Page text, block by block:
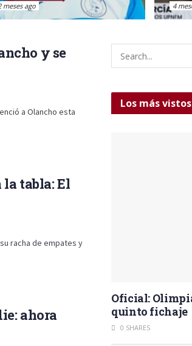
meses ago 4
y se
a Olancho esta
tabla: El
racha de empates y
ahora
Los más vistos
Oficial:
quinto fichaje
0 SHARES